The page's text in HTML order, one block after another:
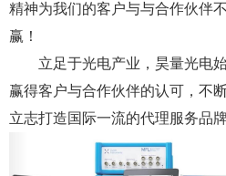
精神为我们的客户与与合作伙伴
赢！
立足于光电产业，昊量光电始
赢得客户与合作伙伴的认可，不
立志打造国际一流的代理服务品牌